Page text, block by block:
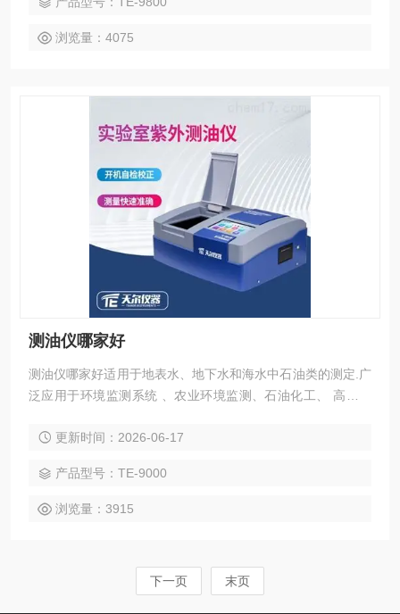
浏览量：4075
测油仪哪家好
测油仪哪家好适用于地表水、地下水和海水中石油类的测定.广
泛应用于环境监测系统 、农业环境监测、石油化工、 高校、
钢铁等行业 。
更新时间：2026-06-17
产品型号：TE-9000
浏览量：3915
下一页 末页